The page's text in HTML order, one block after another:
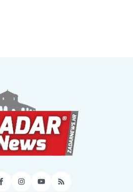
Facebook
Instagram
YouTube
RSS